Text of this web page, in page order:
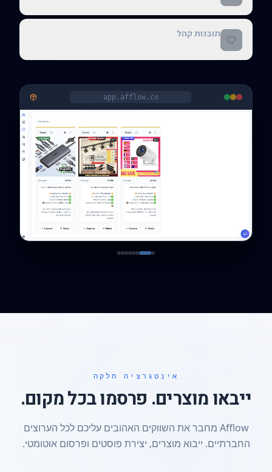
תובנות קהל
app.afflow.co
אינטגרציה חלקה
ייבאו מוצרים. פרסמו בכל מקום.
Afflow מחבר את השווקים האהובים עליכם לכל הערוצים
החברתיים. ייבוא מוצרים, יצירת פוסטים ופרסום אוטומטי.